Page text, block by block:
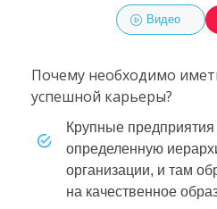
Видео
Почему необходимо
успешной карьеры?
Крупные предприятия создают
определенную
организации, и там
на качественное